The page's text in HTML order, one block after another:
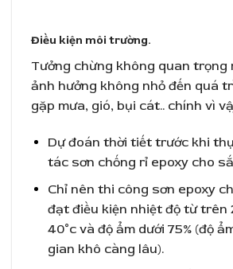
Điều kiện môi trường.
Tưởng chừng không quan
ảnh hưởng không nhỏ đến quá
gặp mưa, gió, bụi cát.. chính vì
Dự đoán thời tiết trước khi
tác sơn chống rỉ epoxy cho
Chỉ nên thi công sơn epoxy
đạt điều kiện nhiệt độ từ trên
40°c và độ ẩm dưới 75% (độ
gian khô càng lâu).